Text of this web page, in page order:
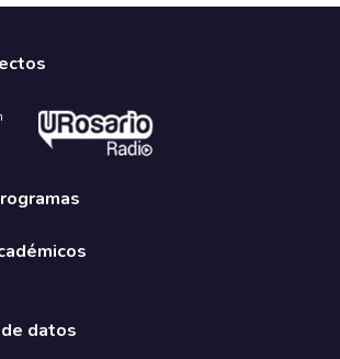
datos